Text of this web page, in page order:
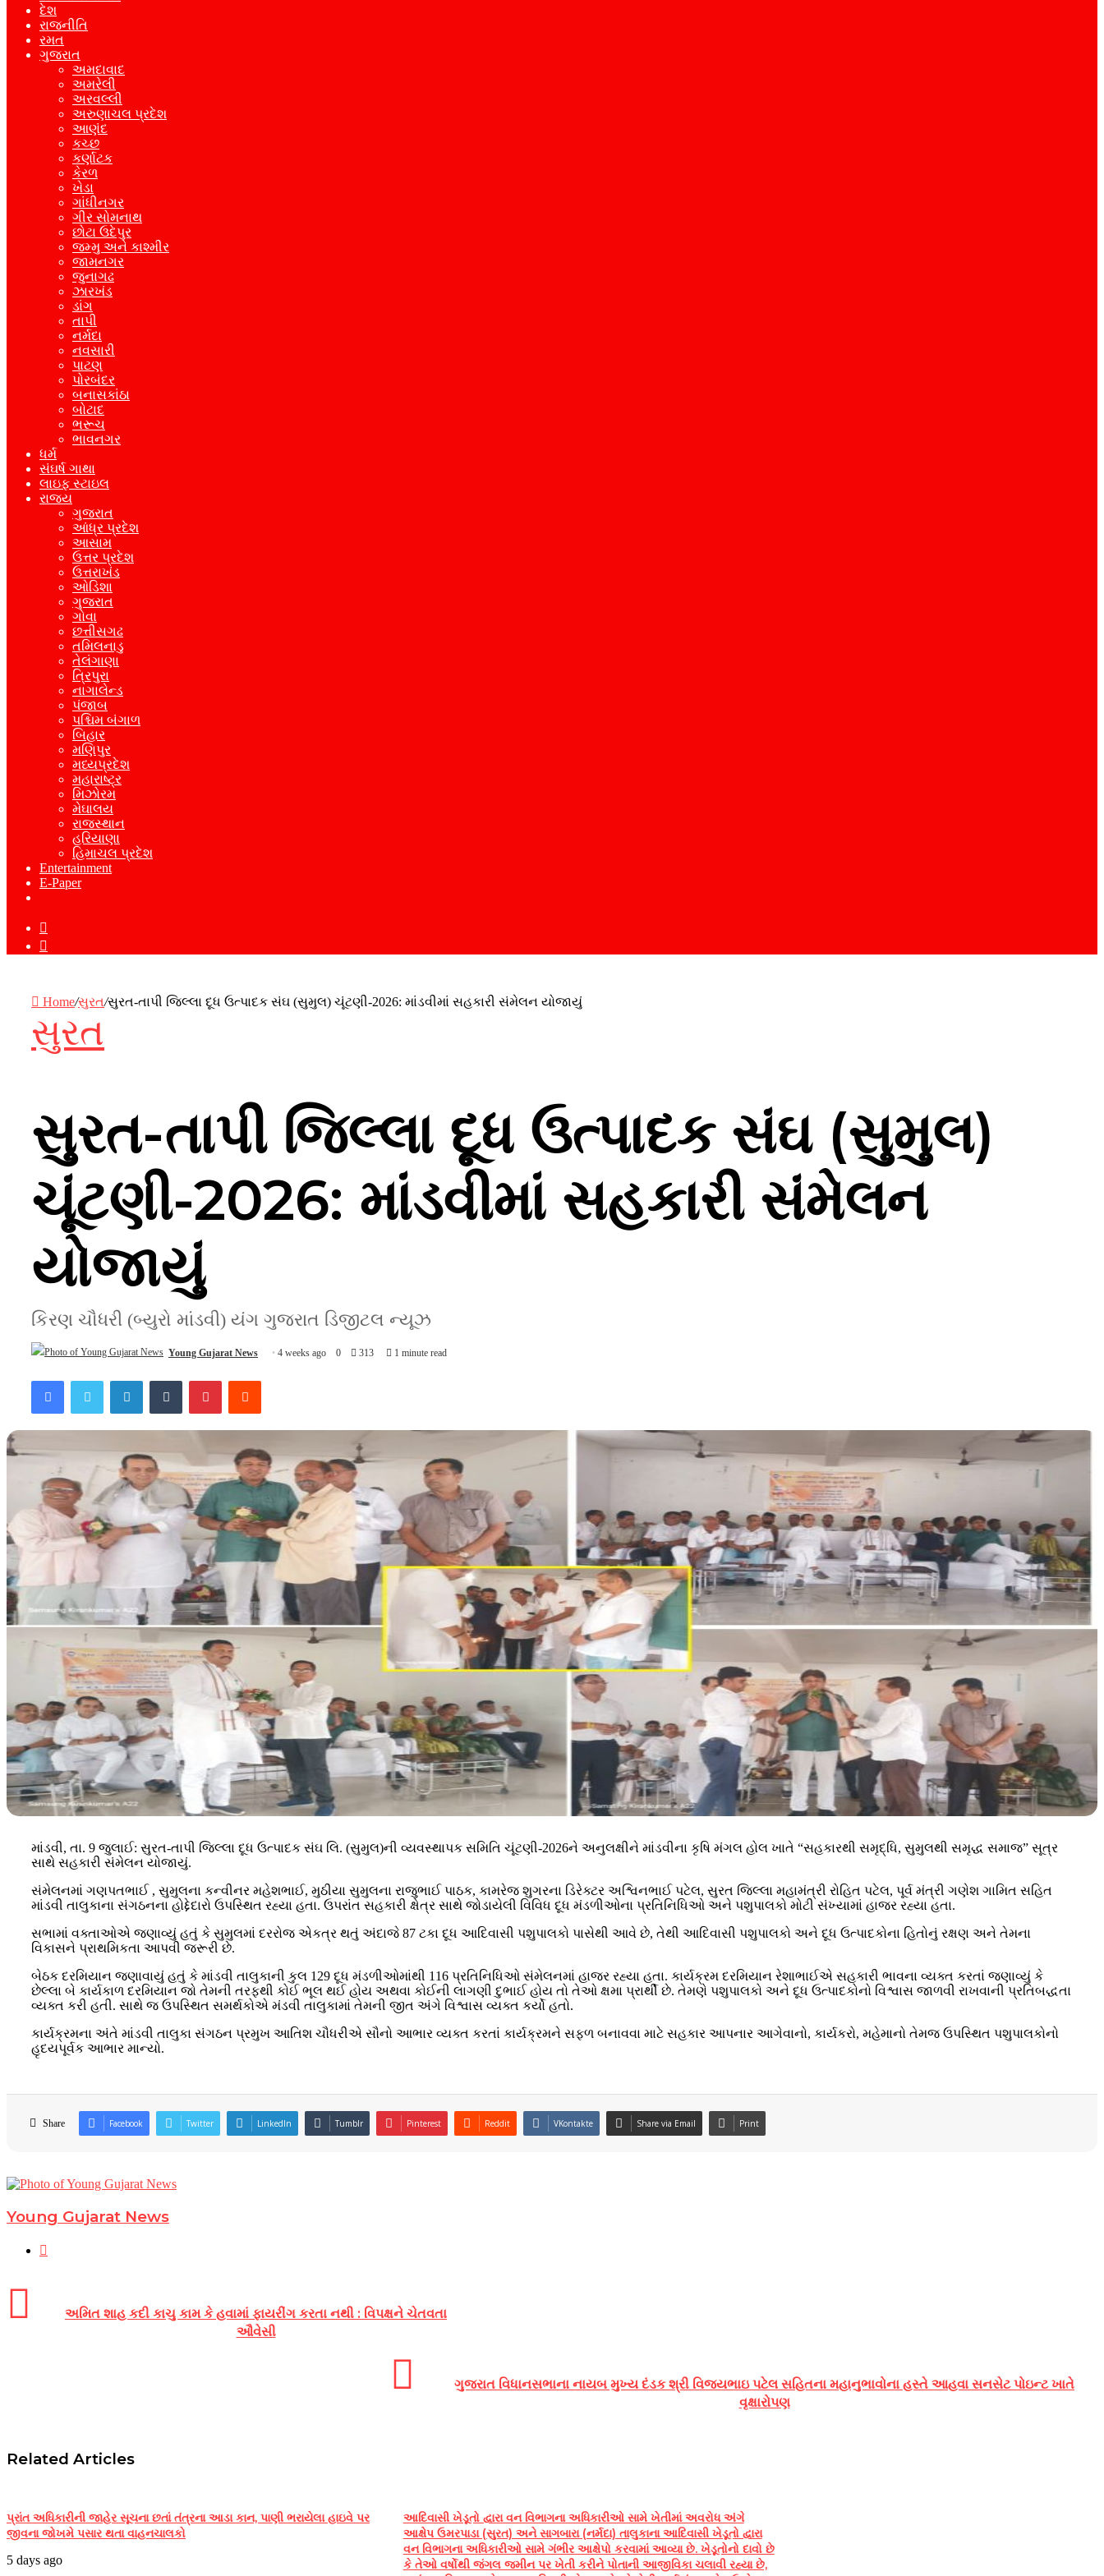
દેશ
રાજનીતિ
રમત
ગુજરાત
અમદાવાદ
અમરેલી
અરવલ્લી
અરુણાચલ પ્રદેશ
આણંદ
કચ્છ
કર્ણાટક
કેરળ
ખેડા
ગાંધીનગર
ગીર સોમનાથ
છોટા ઉદેપુર
જમ્મુ અને કાશ્મીર
જામનગર
જુનાગઢ
ઝારખંડ
ડાંગ
તાપી
નર્મદા
નવસારી
પાટણ
પોરબંદર
બનાસકાંઠા
બોટાદ
ભરૂચ
ભાવનગર
ધર્મ
સંઘર્ષ ગાથા
લાઇફ સ્ટાઇલ
રાજ્ય
ગુજરાત
આંધ્ર પ્રદેશ
આસામ
ઉત્તર પ્રદેશ
ઉત્તરાખંડ
ઓડિશા
ગુજરાત
ગોવા
છત્તીસગઢ
તમિલનાડુ
તેલંગાણા
ત્રિપુરા
નાગાલેન્ડ
પંજાબ
પશ્ચિમ બંગાળ
બિહાર
મણિપુર
મધ્યપ્રદેશ
મહારાષ્ટ્ર
મિઝોરમ
મેઘાલય
રાજસ્થાન
હરિયાણા
હિમાચલ પ્રદેશ
Entertainment
E-Paper
In
Home/સુરત/સુરત-તાપી જિલ્લા દૂધ ઉત્પાદક સંઘ (સુમુલ) ચૂંટણી-2026: માંડવીમાં સહકારી સંમેલન યોજાયું
સુરત
સુરત-તાપી જિલ્લા દૂધ ઉત્પાદક સંઘ (સુમુલ)
ચૂંટણી-2026: માંડવીમાં સહકારી સંમેલન
યોજાયું
કિરણ ચૌધરી (બ્યુરો માંડવી) યંગ ગુજરાત ડિજીટલ ન્યૂઝ
Young Gujarat News 4 weeks ago 0 313 1 minute read
FacebookTwitterLinkedInTumblrPinterestReddit
માંડવી, તા. 9 જુલાઈ: સુરત-તાપી જિલ્લા દૂધ ઉત્પાદક સંઘ લિ. (સુમુલ)ની વ્યવસ્થાપક સમિતિ ચૂંટણી-2026ને અનુલક્ષીને માંડવીના કૃષિ મંગલ હોલ ખાતે “સહકારથી સમૃદ્ધિ, સુમુલથી સમૃદ્ધ સમાજ” સૂત્ર
સાથે સહકારી સંમેલન યોજાયું.
સંમેલનમાં ગણપતભાઈ , સુમુલના કન્વીનર મહેશભાઈ, મુઠીયા સુમુલના રાજુભાઈ પાઠક, કામરેજ શુગરના ડિરેક્ટર અશ્વિનભાઈ પટેલ, સુરત જિલ્લા મહામંત્રી રોહિત પટેલ, પૂર્વ મંત્રી ગણેશ ગામિત સહિત
માંડવી તાલુકાના સંગઠનના હોદ્દેદારો ઉપસ્થિત રહ્યા હતા. ઉપરાંત સહકારી ક્ષેત્ર સાથે જોડાયેલી વિવિધ દૂધ મંડળીઓના પ્રતિનિધિઓ અને પશુપાલકો મોટી સંખ્યામાં હાજર રહ્યા હતા.
સભામાં વક્તાઓએ જણાવ્યું હતું કે સુમુલમાં દરરોજ એકત્ર થતું અંદાજે 87 ટકા દૂધ આદિવાસી પશુપાલકો પાસેથી આવે છે, તેથી આદિવાસી પશુપાલકો અને દૂધ ઉત્પાદકોના હિતોનું રક્ષણ અને તેમના
વિકાસને પ્રાથમિકતા આપવી જરૂરી છે.
બેઠક દરમિયાન જણાવાયું હતું કે માંડવી તાલુકાની કુલ 129 દૂધ મંડળીઓમાંથી 116 પ્રતિનિધિઓ સંમેલનમાં હાજર રહ્યા હતા. કાર્યક્રમ દરમિયાન રેશાભાઈએ સહકારી ભાવના વ્યક્ત કરતાં જણાવ્યું કે
છેલ્લા બે કાર્યકાળ દરમિયાન જો તેમની તરફથી કોઈ ભૂલ થઈ હોય અથવા કોઈની લાગણી દુભાઈ હોય તો તેઓ ક્ષમા પ્રાર્થી છે. તેમણે પશુપાલકો અને દૂધ ઉત્પાદકોનો વિશ્વાસ જાળવી રાખવાની પ્રતિબદ્ધતા
વ્યક્ત કરી હતી. સાથે જ ઉપસ્થિત સમર્થકોએ મંડવી તાલુકામાં તેમની જીત અંગે વિશ્વાસ વ્યક્ત કર્યો હતો.
કાર્યક્રમના અંતે માંડવી તાલુકા સંગઠન પ્રમુખ આતિશ ચૌધરીએ સૌનો આભાર વ્યક્ત કરતાં કાર્યક્રમને સફળ બનાવવા માટે સહકાર આપનાર આગેવાનો, કાર્યકરો, મહેમાનો તેમજ ઉપસ્થિત પશુપાલકોનો
હૃદયપૂર્વક આભાર માન્યો.
Share Facebook Twitter LinkedIn Tumblr Pinterest Reddit VKontakte Share via Email Print
Young Gujarat News
અમિત શાહ કદી કાચુ કામ કે હવામાં ફાયરીંગ કરતા નથી : વિપક્ષને ચેતવતા
ઔવેસી
ગુજરાત વિધાનસભાના નાયબ મુખ્ય દંડક શ્રી વિજયભાઇ પટેલ સહિતના મહાનુભાવોના હસ્તે આહવા સનસેટ પોઇન્ટ ખાતે
વૃક્ષારોપણ
Related Articles
પ્રાંત અધિકારીની જાહેર સૂચના છતાં તંત્રના આડા કાન, પાણી ભરાયેલા હાઇવે પર
જીવના જોખમે પસાર થતા વાહનચાલકો
5 days ago
આદિવાસી ખેડૂતો દ્વારા વન વિભાગના અધિકારીઓ સામે ખેતીમાં અવરોધ અંગે
આક્ષેપ ઉમરપાડા (સુરત) અને સાગબારા (નર્મદા) તાલુકાના આદિવાસી ખેડૂતો દ્વારા
વન વિભાગના અધિકારીઓ સામે ગંભીર આક્ષેપો કરવામાં આવ્યા છે. ખેડૂતોનો દાવો છે
કે તેઓ વર્ષોથી જંગલ જમીન પર ખેતી કરીને પોતાની આજીવિકા ચલાવી રહ્યા છે,